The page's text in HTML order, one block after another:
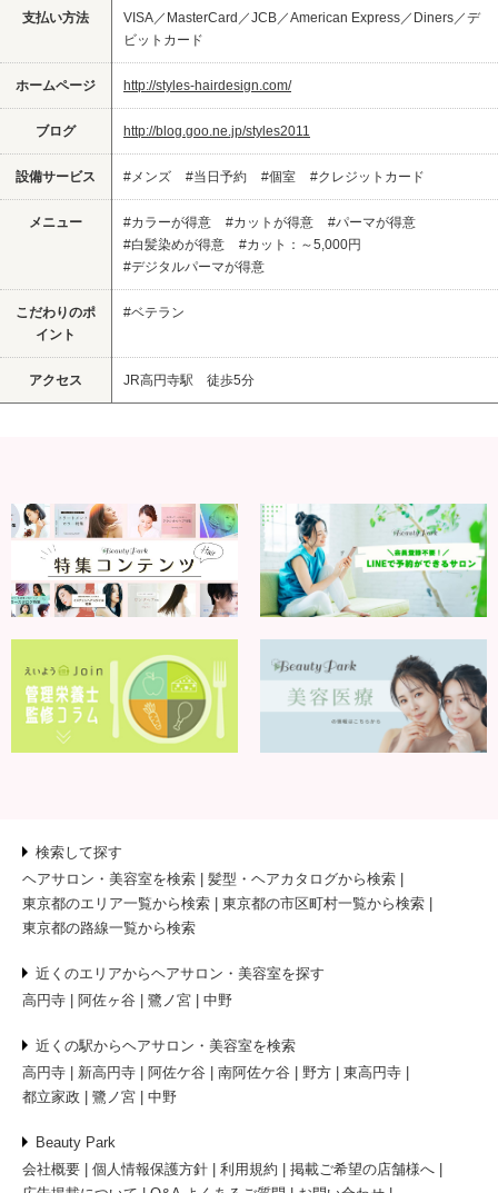
支払い方法
VISA／MasterCard／JCB／American Express／Diners／デ
ビットカード
ホームページ http://styles-hairdesign.com/
ブログ http://blog.goo.ne.jp/styles2011
設備サービス #メンズ #当日予約 #個室 #クレジットカード
メニュー #カラーが得意 #カットが得意
#パーマが得意
#白髪染めが得意
#カット：～5,000円
#デジタルパーマが得意
こだわりのポ
イント
#ベテラン
アクセス JR高円寺駅 徒歩5分
検索して探す
ヘアサロン・美容室を検索
髪型・ヘアカタログから検索
東京都のエリア一覧から検索
東京都の市区町村一覧から検索
東京都の路線一覧から検索
近くのエリアからヘアサロン・美容室を探す
高円寺
阿佐ヶ谷 鷺ノ宮 中野
近くの駅からヘアサロン・美容室を検索
高円寺
新高円寺 阿佐ケ谷 南阿佐ケ谷 野方
東高円寺
都立家政
鷺ノ宮 中野
Beauty Park
会社概要
個人情報保護方針 利用規約
掲載ご希望の店舗様へ